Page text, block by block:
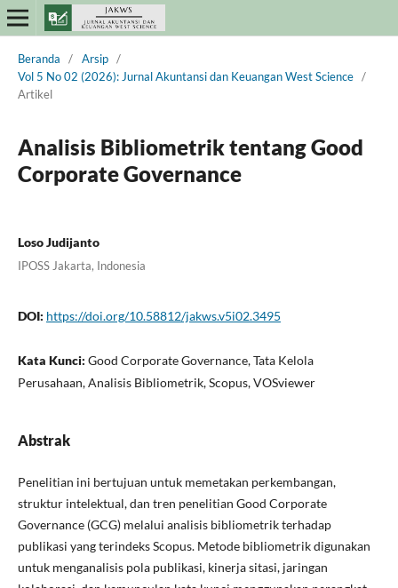
Beranda / Arsip /
Vol 5 No 02 (2026): Jurnal Akuntansi dan Keuangan West Science /
Artikel
Analisis Bibliometrik tentang Good
Corporate Governance
Loso Judijanto
IPOSS Jakarta, Indonesia
DOI: https://doi.org/10.58812/jakws.v5i02.3495
Kata Kunci: Good Corporate Governance, Tata Kelola
Perusahaan, Analisis Bibliometrik, Scopus, VOSviewer
Abstrak
Penelitian ini bertujuan untuk memetakan perkembangan,
struktur intelektual, dan tren penelitian Good Corporate
Governance (GCG) melalui analisis bibliometrik terhadap
publikasi yang terindeks Scopus. Metode bibliometrik digunakan
untuk menganalisis pola publikasi, kinerja sitasi, jaringan